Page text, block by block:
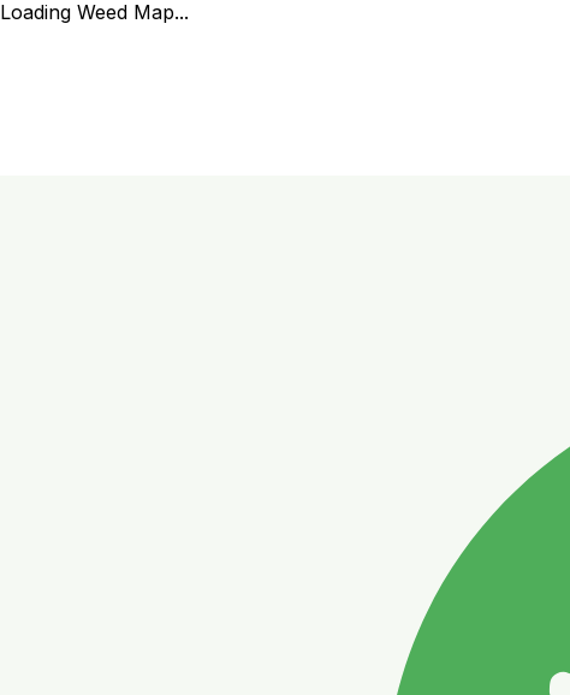
Loading Weed Map...